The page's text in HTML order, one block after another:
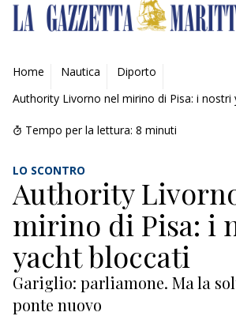
AMBIENTE
MOBILITÀ
INDUSTRIA
RICERCA
ECONOMIA
TURISMO
CULTURA
Home Nautica
Diporto
Authority Livorno nel mirino di Pisa: i nostri
Tempo per la lettura: 8 minuti
LO SCONTRO
Authority
mirino di Pisa: i
yacht bloccati
Gariglio: parliamone. Ma la
ponte nuovo